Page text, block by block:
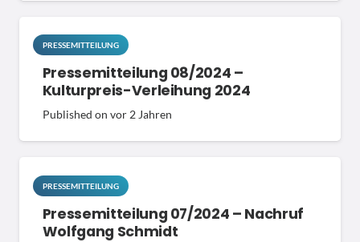
PRESSEMITTEILUNG
Pressemitteilung 08/2024 –
Kulturpreis-Verleihung 2024
Published on vor 2 Jahren
PRESSEMITTEILUNG
Pressemitteilung 07/2024 – Nachruf
Wolfgang Schmidt